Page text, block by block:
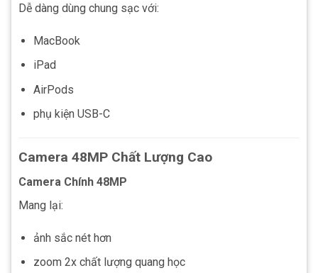
Dễ dàng dùng chung sạc với:
MacBook
iPad
AirPods
phụ kiện USB-C
Camera 48MP Chất Lượng Cao
Camera Chính 48MP
Mang lại:
ảnh sắc nét hơn
zoom 2x chất lượng quang học